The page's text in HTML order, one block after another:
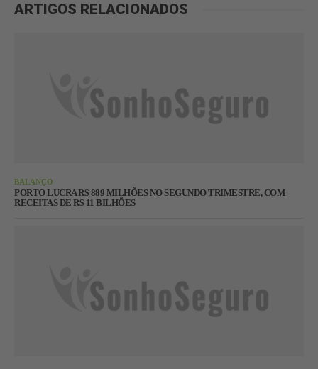
ARTIGOS RELACIONADOS
BALANÇO
PORTO LUCRA R$ 889 MILHÕES NO SEGUNDO TRIMESTRE, COM
RECEITAS DE R$ 11 BILHÕES